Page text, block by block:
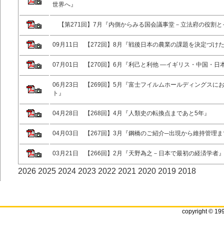
世界へ』
【第271回】7月『内側からみる国会議事堂－立法府の役割
09月11日 【272回】8月『戦後日本の農業の課題を決定づけ
07月01日 【270回】6月『利己と利他 ―イギリス・中国・日
06月23日 【269回】5月『富士フイルムホールディングスに
ト』
04月28日 【268回】4月『人類史の転換点まであと5年』
04月03日 【267回】3月『鋼橋のご紹介─出現から維持管理
03月21日 【266回】2月『天野為之－日本で最初の経済学者』
2026 2025 2024 2023 2022 2021 2020 2019 2018
copyright ©